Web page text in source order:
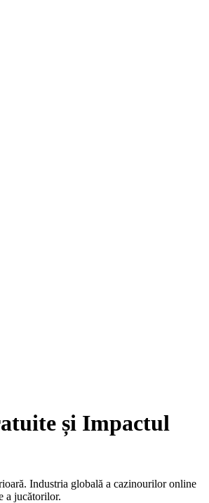
și Impactul
Industria globală a cazinourilor online
a jucătorilor.